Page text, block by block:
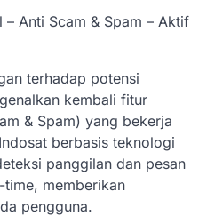
– Anti Scam & Spam – Aktif
terhadap potensi
kembali fitur
& Spam) yang bekerja
berbasis teknologi
panggilan dan pesan
time, memberikan
pengguna.